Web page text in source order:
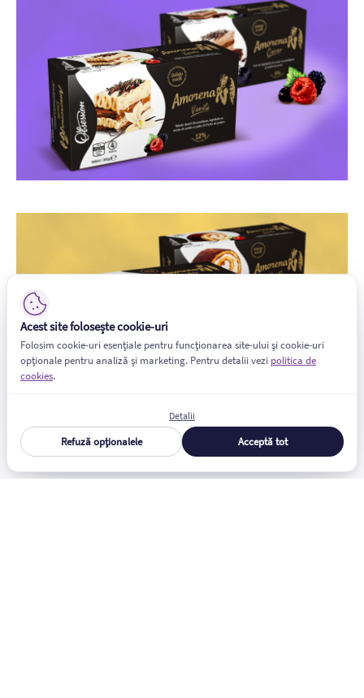
Acest site folosește cookie-uri
Folosim cookie-uri esențiale pentru funcționarea site-ului și cookie-uri
opționale pentru analiză și marketing. Pentru detalii vezi politica de
cookies.
Detalii
Refuză opționalele Acceptă tot